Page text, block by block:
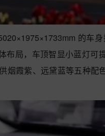
的车
布局，车顶智显小蓝灯可
烟霞紫、远黛蓝等五种配